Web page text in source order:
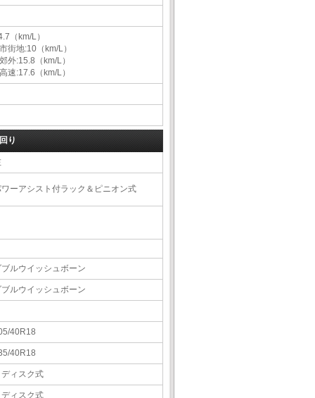
（km/L）
街地:10（km/L）
外:15.8（km/L）
速:17.6（km/L）
り
ーアシスト付ラック＆ピニオン式
ルウイッシュボーン
ルウイッシュボーン
40R18
40R18
ィスク式
ィスク式